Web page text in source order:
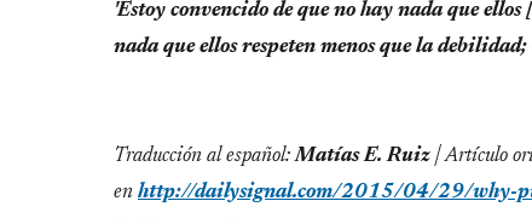
'Estoy convencido de que no hay nada que
nada que ellos respeten menos que la
Traducción al español:Matías E. Ruiz | Artículo
en http://dailysignal.com/2015/04/29/why-